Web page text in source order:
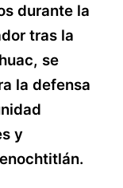
durante la
tras la
se
la defensa
y